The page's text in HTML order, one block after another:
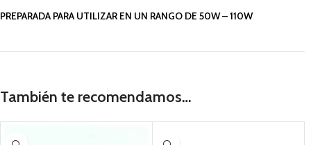
PREPARADA PARA UTILIZAR EN UN RANGO DE 50W – 110W
También te recomendamos…